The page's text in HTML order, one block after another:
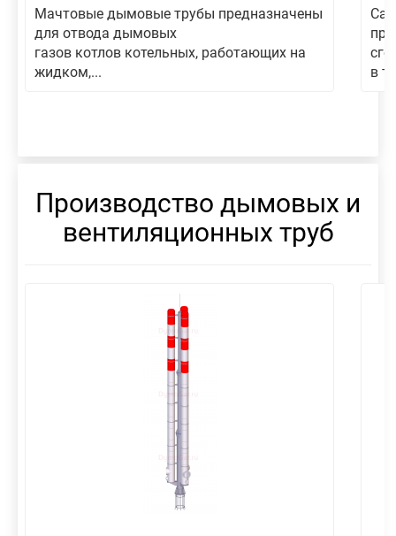
Мачтовые дымовые трубы предназначены
для отвода дымовых
газов котлов котельных, работающих на
жидком,...
в
Производство дымовых и
вентиляционных труб